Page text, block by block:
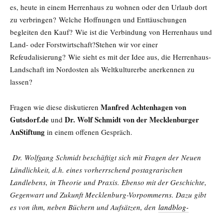
es, heute in einem Herrenhaus zu wohnen oder den Urlaub dort
zu verbringen? Welche Hoffnungen und Enttäuschungen
begleiten den Kauf? Wie ist die Verbindung von Herrenhaus und
Land- oder Forstwirtschaft?Stehen wir vor einer
Refeudalisierung? Wie sieht es mit der Idee aus, die Herrenhaus-
Landschaft im Nordosten als Weltkulturerbe anerkennen zu
lassen?
Fragen wie diese diskutieren Manfred Achtenhagen von
Gutsdorf.de und Dr. Wolf Schmidt von der Mecklenburger
AnStiftung in einem offenen Gespräch.
Dr. Wolfgang Schmidt beschäftigt sich mit Fragen der Neuen
Ländlichkeit, d.h. eines vorherrschend postagrarischen
Landlebens, in Theorie und Praxis. Ebenso mit der Geschichte,
Gegenwart und Zukunft Mecklenburg-Vorpommerns. Dazu gibt
es von ihm, neben Büchern und Aufsätzen, den landblog-